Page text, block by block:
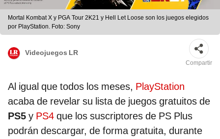
Mortal Kombat X y PGA Tour 2K21 y Hell Let Loose son los juegos elegidos
por PlayStation. Foto: Sony
Videojuegos LR
Compartir
Al igual que todos los meses, PlayStation
acaba de revelar su lista de juegos gratuitos de
PS5 y PS4 que los suscriptores de PS Plus
podrán descargar, de forma gratuita, durante